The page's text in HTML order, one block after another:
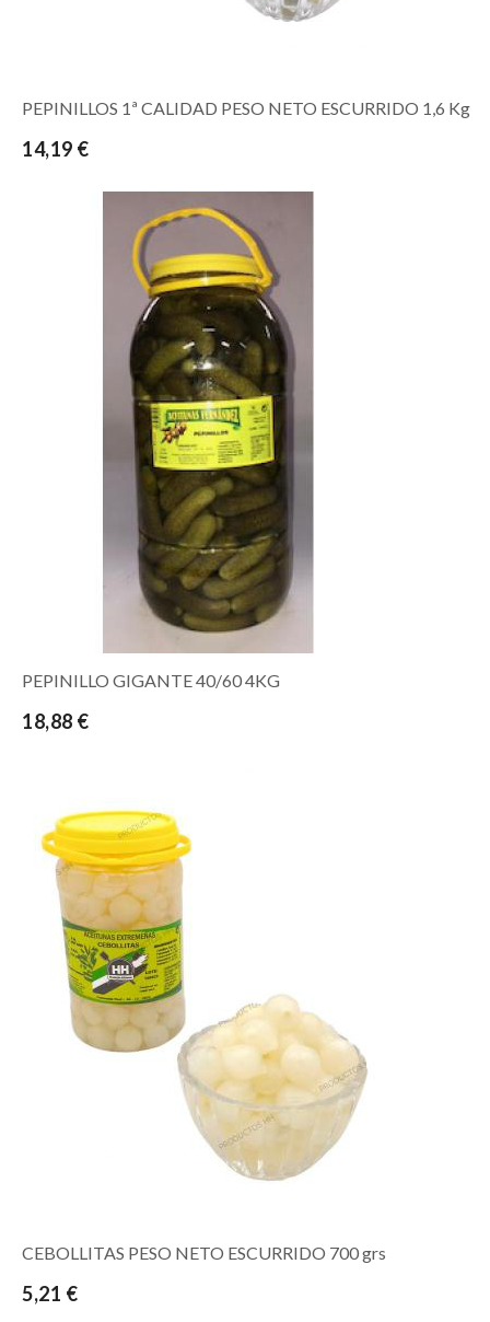
PEPINILLOS 1ª CALIDAD PESO NETO ESCURRIDO 1,6 Kg
14,19 €
PEPINILLO GIGANTE 40/60 4KG
18,88 €
CEBOLLITAS PESO NETO ESCURRIDO 700 grs
5,21 €